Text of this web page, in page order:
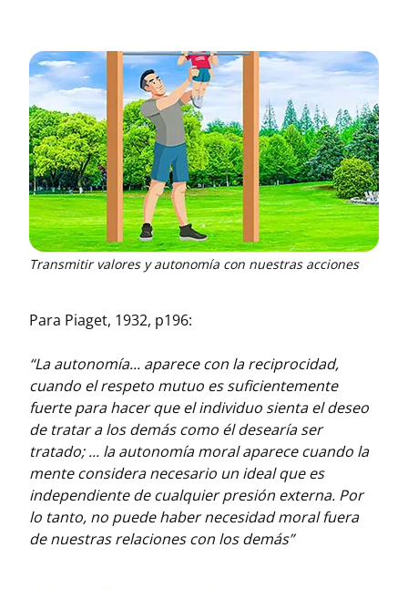
Transmitir valores y autonomía con nuestras acciones
Para Piaget, 1932, p196:
“La autonomía... aparece con la reciprocidad,
cuando el respeto mutuo es suficientemente
fuerte para hacer que el individuo sienta el deseo
de tratar a los demás como él desearía ser
tratado; ... la autonomía moral aparece cuando la
mente considera necesario un ideal que es
independiente de cualquier presión externa. Por
lo tanto, no puede haber necesidad moral fuera
de nuestras relaciones con los demás”